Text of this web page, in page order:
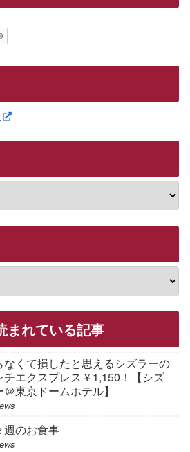
まれている記事
なくて損したと思えるシズラーの
チエクスプレス￥1,150！【シズ
＠東京ドームホテル】
週のお食事